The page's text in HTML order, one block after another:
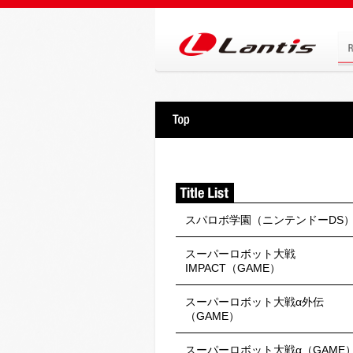
スパロボ学園（ニンテンドーDS
スーパーロボット大戦
IMPACT（GAME）
スーパーロボット大戦α外伝
（GAME）
スーパーロボット大戦α（GAME